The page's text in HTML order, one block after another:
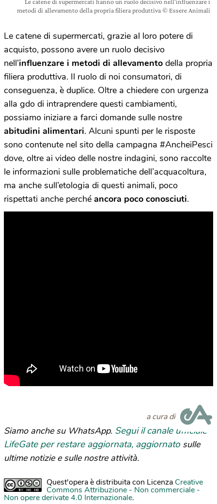
metodi di allevamento della propria filiera produttiva © Essere Animali
Le catene di supermercati, grazie al loro potere di
acquisto, possono avere un ruolo decisivo
nell’influenzare i metodi di allevamento della propria
filiera produttiva. Il ruolo di noi consumatori, di
conseguenza, è duplice. Oltre a chiedere con urgenza
alla gdo di intraprendere questi cambiamenti,
possiamo iniziare a farci domande sulle nostre
abitudini alimentari. Alcuni spunti per le risposte
sono contenute nel sito della campagna #AncheiPesci
dove, oltre ai video delle nostre indagini, sono raccolte
le informazioni sulle problematiche dell’acquacoltura,
ma anche sull’etologia di questi animali, poco
rispettati anche perché ancora poco conosciuti.
a cura di
Siamo anche su WhatsApp. Segui il canale ufficiale
LifeGate per restare aggiornata, aggiornato sulle
ultime notizie e sulle nostre attività.
Quest'opera è distribuita con Licenza Creative
Commons Attribuzione - Non commerciale -
Non opere derivate 4.0 Internazionale.